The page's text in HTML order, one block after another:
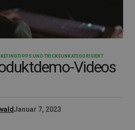
TIPPS UND TRICKSUNKATEGORISIERT
Videos
Januar 7, 2023